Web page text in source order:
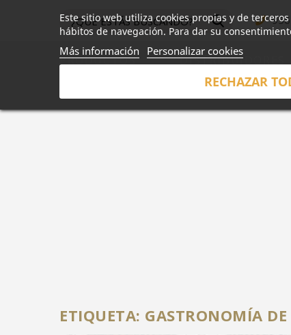
PRODUCTOS DISTRIBUIDORES
ETIQUETA: GASTRONOMÍA
Este sitio web utiliza cookies propias y de
hábitos de navegación. Para dar su
Más información Personalizar cookies
RECHAZAR